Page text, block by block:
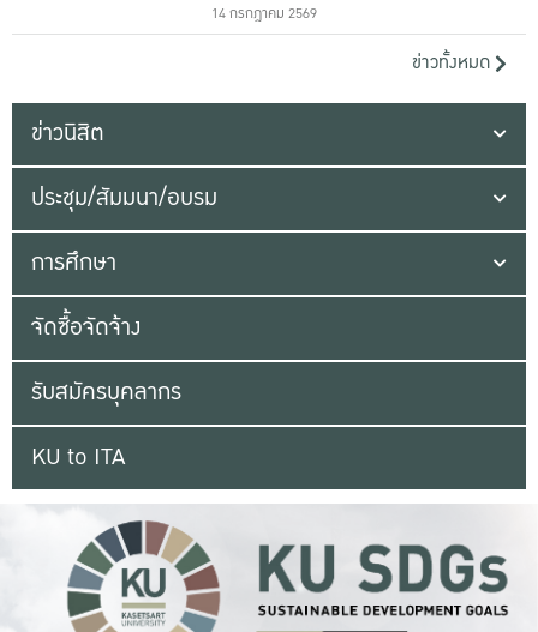
14 กรกฎาคม 2569
ข่าวทั้งหมด
ข่าวนิสิต
ประชุม/สัมมนา/อบรม
การศึกษา
จัดซื้อจัดจ้าง
รับสมัครบุคลากร
KU to ITA